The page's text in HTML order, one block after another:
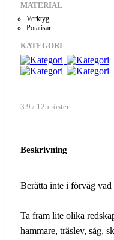
MATERIAL
Verktyg
Potatisar
KATEGORI
3.9 / 125 röster
Beskrivning
Berätta inte i förväg vad
Ta fram lite olika
hammare, träslev, såg,